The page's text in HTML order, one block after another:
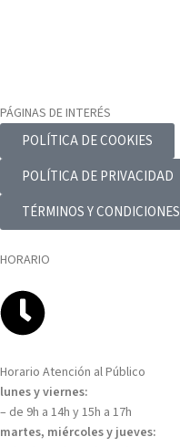
PÁGINAS DE INTERÉS
POLÍTICA DE COOKIES
POLÍTICA DE PRIVACIDAD
TÉRMINOS Y CONDICIONES
HORARIO
Horario Atención al Público
lunes y viernes:
– de 9h a 14h y 15h a 17h
martes, miércoles y jueves: